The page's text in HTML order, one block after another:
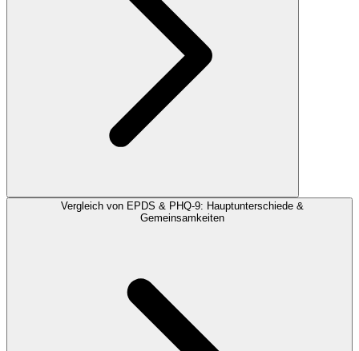
Vergleich von EPDS & PHQ-9: Hauptunterschiede &
Gemeinsamkeiten